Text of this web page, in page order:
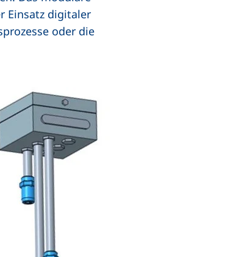
Einsatz digitaler
oder die